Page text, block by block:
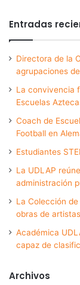
Entradas
Directora de la
agrupaciones
La convivencia
Escuelas
Coach de
Football en
Estudiantes
La UDLAP
administración
La Colección
obras de
Académica
capaz de
Archivos